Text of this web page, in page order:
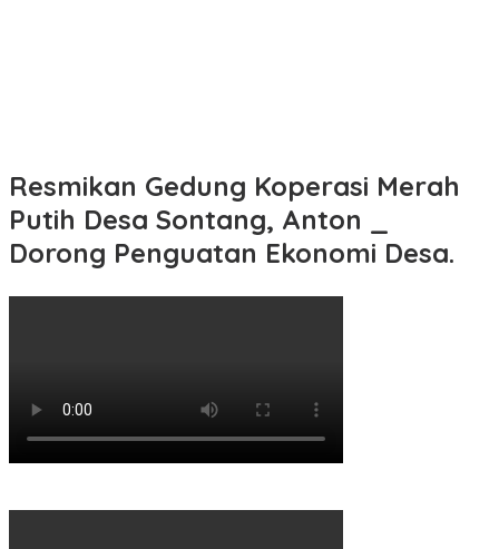
Resmikan Gedung Koperasi Merah
Putih Desa Sontang, Anton _
Dorong Penguatan Ekonomi Desa.